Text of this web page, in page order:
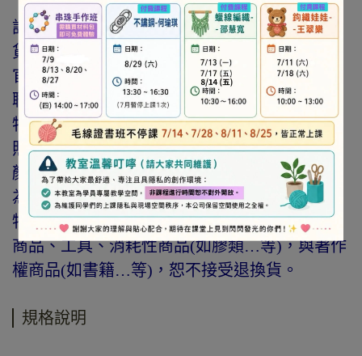
訂購前請詳閱「線上訂購流程說明」及「退換
貨需知」，謝謝。
官網與門市同步銷售，如遇缺貨會由專人與您
聯繫。
特價商品，會員不再提供折扣優惠。
照片因拍攝光線與螢幕色差而有所差異，實際
顏色與網路呈現略有不同，將以實際出貨商品
為準。
特價品、客訂商品、毛線、緞帶、繩線、零碼
商品、工具、消耗性商品(如膠類…等)，與著作
權商品(如書籍…等)，恕不接受退換貨。
規格說明